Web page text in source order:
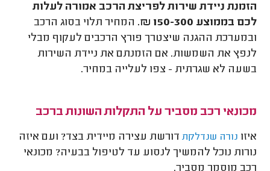
הזמנת ניידת שירות לפריצת הרכב אמורה לעלות
לכם בממוצע 150-300 ₪.
המחיר תלוי בסוג הרכב
ובמערכת ההגנה שיצטרך פורץ הרכבים לעקוף מבלי
לנפץ את השמשות. אם הזמנתם את ניידת השירות
בשעה לא שגרתית - צפו לעלייה במחיר.
מכונאי רכב מסביר על התקלות השונות ברכב
איזו נורה שנדלקת דורשת עצירה מיידית בצד? ועם איזה
נורות נוכל להמשיך לנסוע עד לטיפול בבעיה? מכונאי
רכב מוסמך מסביר.